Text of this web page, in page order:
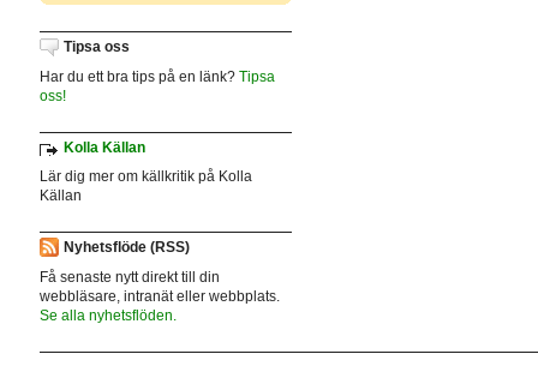
Tipsa oss
Har du ett bra tips på en länk? Tipsa
oss!
Kolla Källan
Lär dig mer om källkritik på Kolla
Källan
Nyhetsflöde (RSS)
Få senaste nytt direkt till din
webbläsare, intranät eller webbplats.
Se alla nyhetsflöden.